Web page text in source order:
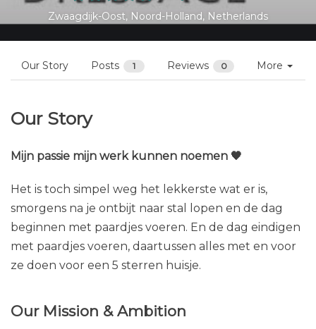
Zwaagdijk-Oost, Noord-Holland, Netherlands
Our Story Posts 1 Reviews 0 More
Our Story
Mijn passie mijn werk kunnen noemen 🖤
Het is toch simpel weg het lekkerste wat er is,
smorgens na je ontbijt naar stal lopen en de dag
beginnen met paardjes voeren. En de dag eindigen
met paardjes voeren, daartussen alles met en voor
ze doen voor een 5 sterren huisje.
Our Mission & Ambition